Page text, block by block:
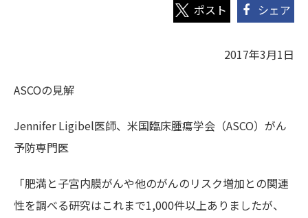
シェア
2017年3月1日
ASCOの見解
Jennifer Ligibel医師、米国臨床腫瘍学会（ASCO）がん
予防専門医
「肥満と子宮内膜がんや他のがんのリスク増加との関連
性を調べる研究はこれまで1,000件以上ありましたが、